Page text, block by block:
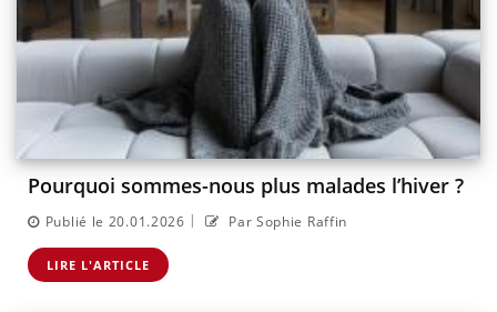
Pourquoi sommes-nous plus malades l’hiver ?
Publié le 20.01.2026 | Par Sophie Raffin
LIRE L'ARTICLE